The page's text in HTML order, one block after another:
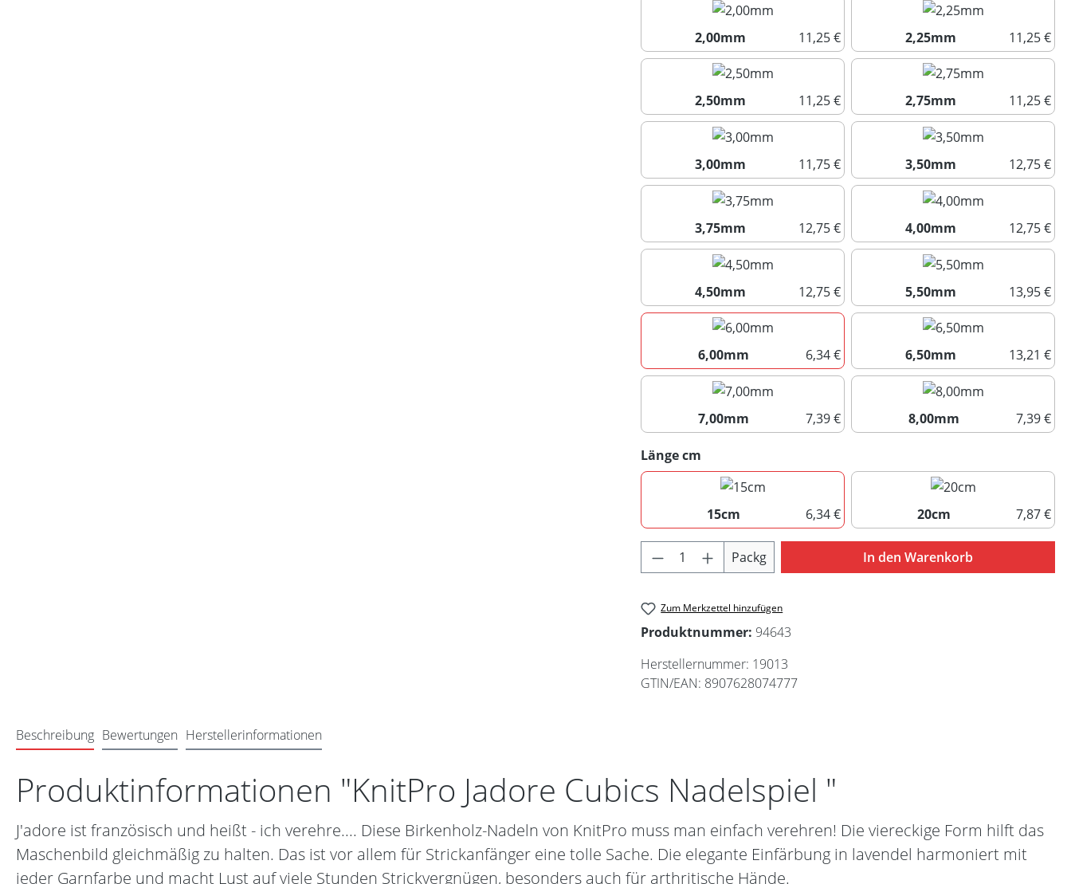
2,00mm
11,25 €
2,00mm
2,25mm
11,25 €
2,25mm
2,50mm
11,25 €
2,50mm
2,75mm
11,25 €
2,75mm
3,00mm
11,75 €
3,00mm
3,50mm
12,75 €
3,50mm
3,75mm
12,75 €
3,75mm
4,00mm
12,75 €
4,00mm
4,50mm
12,75 €
4,50mm
5,50mm
13,95 €
5,50mm
6,00mm
6,34 €
6,00mm
6,50mm
13,21 €
6,50mm
7,00mm
7,39 €
8,00mm
7,39 €
Länge cm
15cm
6,34 €
15cm
20cm
7,87 €
20cm
Produkt Anzahl: Gib den gewünschten Wert ein
Packg In den Warenkorb
Zum Merkzettel hinzufügen
Produktnummer: 94643
Herstellernummer: 19013
GTIN/EAN: 8907628074777
Beschreibung Bewertungen Herstellerinformationen
Produktinformationen "KnitPro Jadore Cubics Nadelspiel "
J'adore ist französisch und heißt - ich verehre.... Diese Birkenholz-Nadeln von KnitPro muss man einfach verehren! Die viereckige Form hilft das
Maschenbild gleichmäßig zu halten. Das ist vor allem für Strickanfänger eine tolle Sache. Die elegante Einfärbung in lavendel harmoniert mit
jeder Garnfarbe und macht Lust auf viele Stunden Strickvergnügen, besonders auch für arthritische Hände.